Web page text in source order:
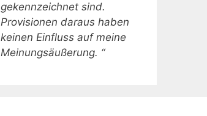
gekennzeichnet sind.
Provisionen daraus haben
keinen Einfluss auf meine
Meinungsäußerung. “